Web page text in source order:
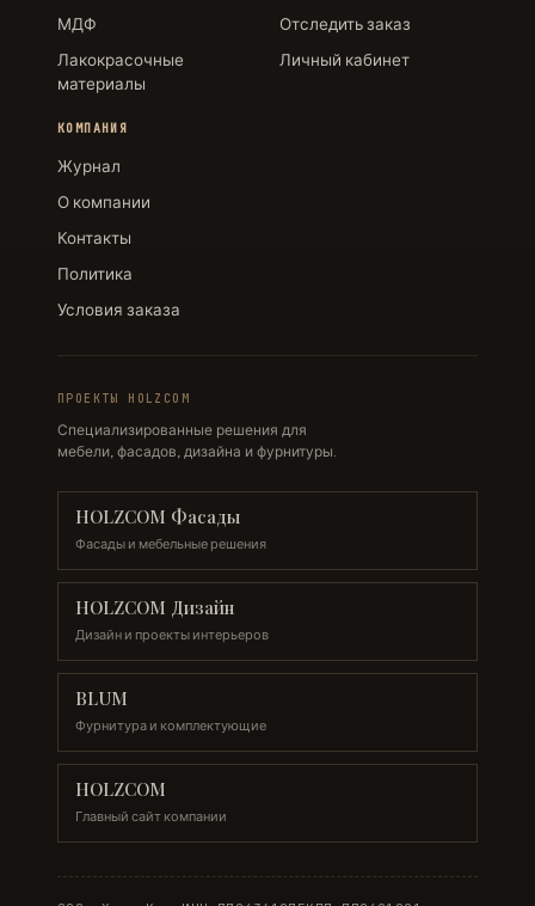
МДФ
Лакокрасочные
материалы
Отследить заказ
Личный кабинет
КОМПАНИЯ
Журнал
О компании
Контакты
Политика
Условия заказа
ПРОЕКТЫ HOLZCOM
Специализированные решения для
мебели, фасадов, дизайна и фурнитуры.
HOLZCOM Фасады
Фасады и мебельные решения
HOLZCOM Дизайн
Дизайн и проекты интерьеров
BLUM
Фурнитура и комплектующие
HOLZCOM
Главный сайт компании